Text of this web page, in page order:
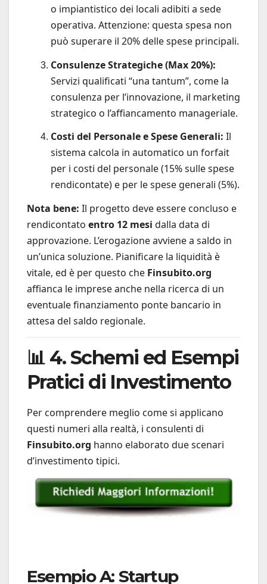
o impiantistico dei locali adibiti a sede
operativa. Attenzione: questa spesa non
può superare il 20% delle spese principali.
Consulenze Strategiche (Max 20%):
Servizi qualificati “una tantum”, come la
consulenza per l’innovazione, il marketing
strategico o l’affiancamento manageriale.
Costi del Personale e Spese Generali: Il
sistema calcola in automatico un forfait
per i costi del personale (15% sulle spese
rendicontate) e per le spese generali (5%).
Nota bene: Il progetto deve essere concluso e
rendicontato entro 12 mesi dalla data di
approvazione. L’erogazione avviene a saldo in
un’unica soluzione. Pianificare la liquidità è
vitale, ed è per questo che Finsubito.org
affianca le imprese anche nella ricerca di un
eventuale finanziamento ponte bancario in
attesa del saldo regionale.
📊 4. Schemi ed Esempi
Pratici di Investimento
Per comprendere meglio come si applicano
questi numeri alla realtà, i consulenti di
Finsubito.org hanno elaborato due scenari
d’investimento tipici.
Esempio A: Startup